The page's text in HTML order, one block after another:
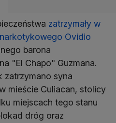
zatrzymały w
Ovidio
barona
"El Chapo" Guzmana.
zatrzymano syna
mieście Culiacan, stolicy
miejscach tego stanu
dróg oraz